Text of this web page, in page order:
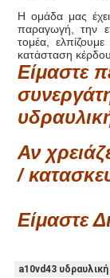
Η ομάδα μας
παραγωγή, την
τομέα,
κατάσταση
Είμαστε
Αν
/
Είμαστε
a10vd43 υδραυλική